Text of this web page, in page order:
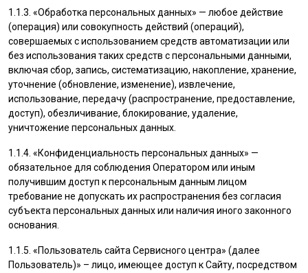
1.1.3. «Обработка персональных данных» — любое действие
(операция) или совокупность действий (операций),
совершаемых с использованием средств автоматизации или
без использования таких средств с персональными данными,
включая сбор, запись, систематизацию, накопление, хранение,
уточнение (обновление, изменение), извлечение,
использование, передачу (распространение, предоставление,
доступ), обезличивание, блокирование, удаление,
уничтожение персональных данных.
1.1.4. «Конфиденциальность персональных данных» —
обязательное для соблюдения Оператором или иным
получившим доступ к персональным данным лицом
требование не допускать их распространения без согласия
субъекта персональных данных или наличия иного законного
основания.
1.1.5. «Пользователь сайта Сервисного центра» (далее
Пользователь)» – лицо, имеющее доступ к Сайту, посредством